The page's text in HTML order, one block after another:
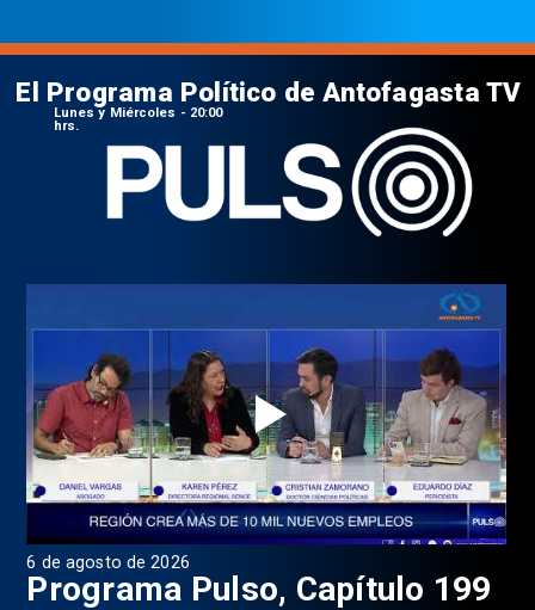
6 de agosto de 2026
Programa Pulso, Capítulo 199
El Programa Político de Antofagasta TV
Lunes y Miércoles - 20:00
hrs.